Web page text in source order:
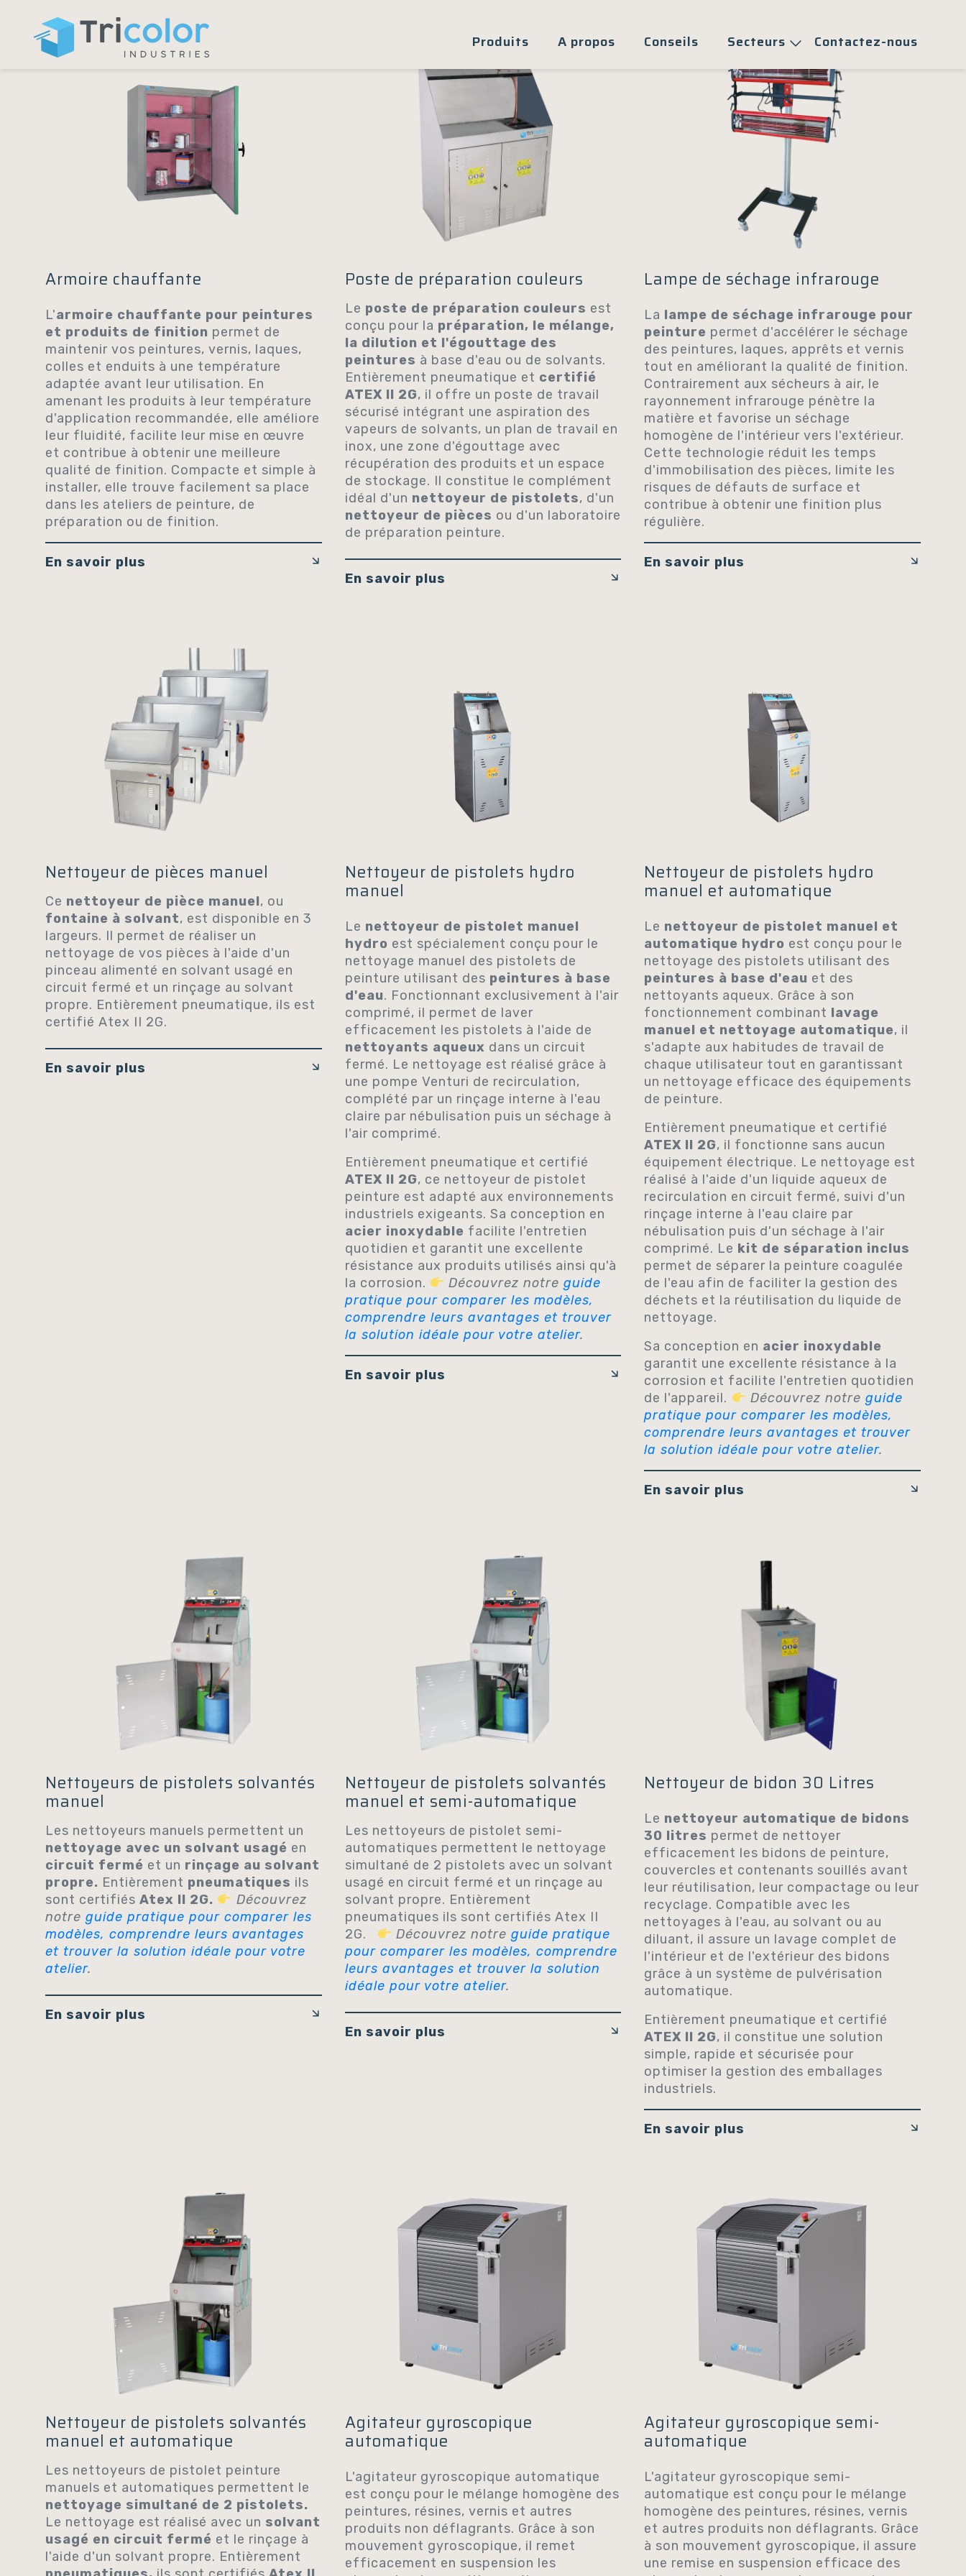
Produits A propos Conseils Secteurs Contactez-nous
Armoire chauffante
L'armoire chauffante pour peintures
et produits de finition permet de
maintenir vos peintures, vernis, laques,
colles et enduits à une température
adaptée avant leur utilisation. En
amenant les produits à leur température
d'application recommandée, elle améliore
leur fluidité, facilite leur mise en œuvre
et contribue à obtenir une meilleure
qualité de finition. Compacte et simple à
installer, elle trouve facilement sa place
dans les ateliers de peinture, de
préparation ou de finition.
En savoir plus
Poste de préparation couleurs
Le poste de préparation couleurs est
conçu pour la préparation, le mélange,
la dilution et l'égouttage des
peintures à base d'eau ou de solvants.
Entièrement pneumatique et certifié
ATEX II 2G, il offre un poste de travail
sécurisé intégrant une aspiration des
vapeurs de solvants, un plan de travail en
inox, une zone d'égouttage avec
récupération des produits et un espace
de stockage. Il constitue le complément
idéal d'un nettoyeur de pistolets, d'un
nettoyeur de pièces ou d'un laboratoire
de préparation peinture.
En savoir plus
Lampe de séchage infrarouge
La lampe de séchage infrarouge pour
peinture permet d'accélérer le séchage
des peintures, laques, apprêts et vernis
tout en améliorant la qualité de finition.
Contrairement aux sécheurs à air, le
rayonnement infrarouge pénètre la
matière et favorise un séchage
homogène de l'intérieur vers l'extérieur.
Cette technologie réduit les temps
d'immobilisation des pièces, limite les
risques de défauts de surface et
contribue à obtenir une finition plus
régulière.
En savoir plus
Nettoyeur de pièces manuel
Ce nettoyeur de pièce manuel, ou
fontaine à solvant, est disponible en 3
largeurs. Il permet de réaliser un
nettoyage de vos pièces à l'aide d'un
pinceau alimenté en solvant usagé en
circuit fermé et un rinçage au solvant
propre. Entièrement pneumatique, ils est
certifié Atex II 2G.
En savoir plus
Nettoyeur de pistolets hydro
manuel
Le nettoyeur de pistolet manuel
hydro est spécialement conçu pour le
nettoyage manuel des pistolets de
peinture utilisant des peintures à base
d'eau. Fonctionnant exclusivement à l'air
comprimé, il permet de laver
efficacement les pistolets à l'aide de
nettoyants aqueux dans un circuit
fermé. Le nettoyage est réalisé grâce à
une pompe Venturi de recirculation,
complété par un rinçage interne à l'eau
claire par nébulisation puis un séchage à
l'air comprimé.
Entièrement pneumatique et certifié
ATEX II 2G, ce nettoyeur de pistolet
peinture est adapté aux environnements
industriels exigeants. Sa conception en
acier inoxydable facilite l'entretien
quotidien et garantit une excellente
résistance aux produits utilisés ainsi qu'à
la corrosion.
Découvrez notre guide
pratique pour comparer les modèles,
comprendre leurs avantages et trouver
la solution idéale pour votre atelier.
En savoir plus
Nettoyeur de pistolets hydro
manuel et automatique
Le nettoyeur de pistolet manuel et
automatique hydro est conçu pour le
nettoyage des pistolets utilisant des
peintures à base d'eau et des
nettoyants aqueux. Grâce à son
fonctionnement combinant lavage
manuel et nettoyage automatique, il
s'adapte aux habitudes de travail de
chaque utilisateur tout en garantissant
un nettoyage efficace des équipements
de peinture.
Entièrement pneumatique et certifié
ATEX II 2G, il fonctionne sans aucun
équipement électrique. Le nettoyage est
réalisé à l'aide d'un liquide aqueux de
recirculation en circuit fermé, suivi d'un
rinçage interne à l'eau claire par
nébulisation puis d'un séchage à l'air
comprimé. Le kit de séparation inclus
permet de séparer la peinture coagulée
de l'eau afin de faciliter la gestion des
déchets et la réutilisation du liquide de
nettoyage.
Sa conception en acier inoxydable
garantit une excellente résistance à la
corrosion et facilite l'entretien quotidien
de l'appareil.
Découvrez notre guide
pratique pour comparer les modèles,
comprendre leurs avantages et trouver
la solution idéale pour votre atelier.
En savoir plus
Nettoyeurs de pistolets solvantés
manuel
Les nettoyeurs manuels permettent un
nettoyage avec un solvant usagé en
circuit fermé et un rinçage au solvant
propre. Entièrement pneumatiques ils
sont certifiésAtex II 2G.
Découvrez
notre guide pratique pour comparer les
modèles, comprendre leurs avantages
et trouver la solution idéale pour votre
atelier.
En savoir plus
Nettoyeur de pistolets solvantés
manuel et semi-automatique
Les nettoyeurs de pistolet semi-
automatiques permettent le nettoyage
simultané de 2 pistolets avec un solvant
usagé en circuit fermé et un rinçage au
solvant propre. Entièrement
pneumatiques ils sont certifiés Atex II
2G.
Découvrez notre guide pratique
pour comparer les modèles, comprendre
leurs avantages et trouver la solution
idéale pour votre atelier.
En savoir plus
Nettoyeur de bidon 30 Litres
Le nettoyeur automatique de bidons
30 litres permet de nettoyer
efficacement les bidons de peinture,
couvercles et contenants souillés avant
leur réutilisation, leur compactage ou leur
recyclage. Compatible avec les
nettoyages à l'eau, au solvant ou au
diluant, il assure un lavage complet de
l'intérieur et de l'extérieur des bidons
grâce à un système de pulvérisation
automatique.
Entièrement pneumatique et certifié
ATEX II 2G, il constitue une solution
simple, rapide et sécurisée pour
optimiser la gestion des emballages
industriels.
En savoir plus
Nettoyeur de pistolets solvantés
manuel et automatique
Les nettoyeurs de pistolet peinture
manuels et automatiques permettent le
nettoyage simultané de 2 pistolets.
Le nettoyage est réalisé avec un solvant
usagé en circuit fermé et le rinçage à
l'aide d'un solvant propre. Entièrement
Agitateur gyroscopique
automatique
L'agitateur gyroscopique automatique
est conçu pour le mélange homogène des
peintures, résines, vernis et autres
produits non déflagrants. Grâce à son
mouvement gyroscopique, il remet
efficacement en suspension les
Agitateur gyroscopique semi-
automatique
L'agitateur gyroscopique semi-
automatique est conçu pour le mélange
homogène des peintures, résines, vernis
et autres produits non déflagrants. Grâce
à son mouvement gyroscopique, il assure
une remise en suspension efficace des